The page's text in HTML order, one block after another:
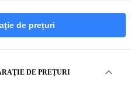
de prețuri
DE PREȚURI